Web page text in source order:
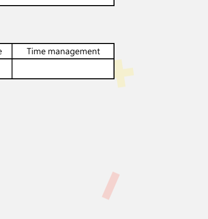
Time management